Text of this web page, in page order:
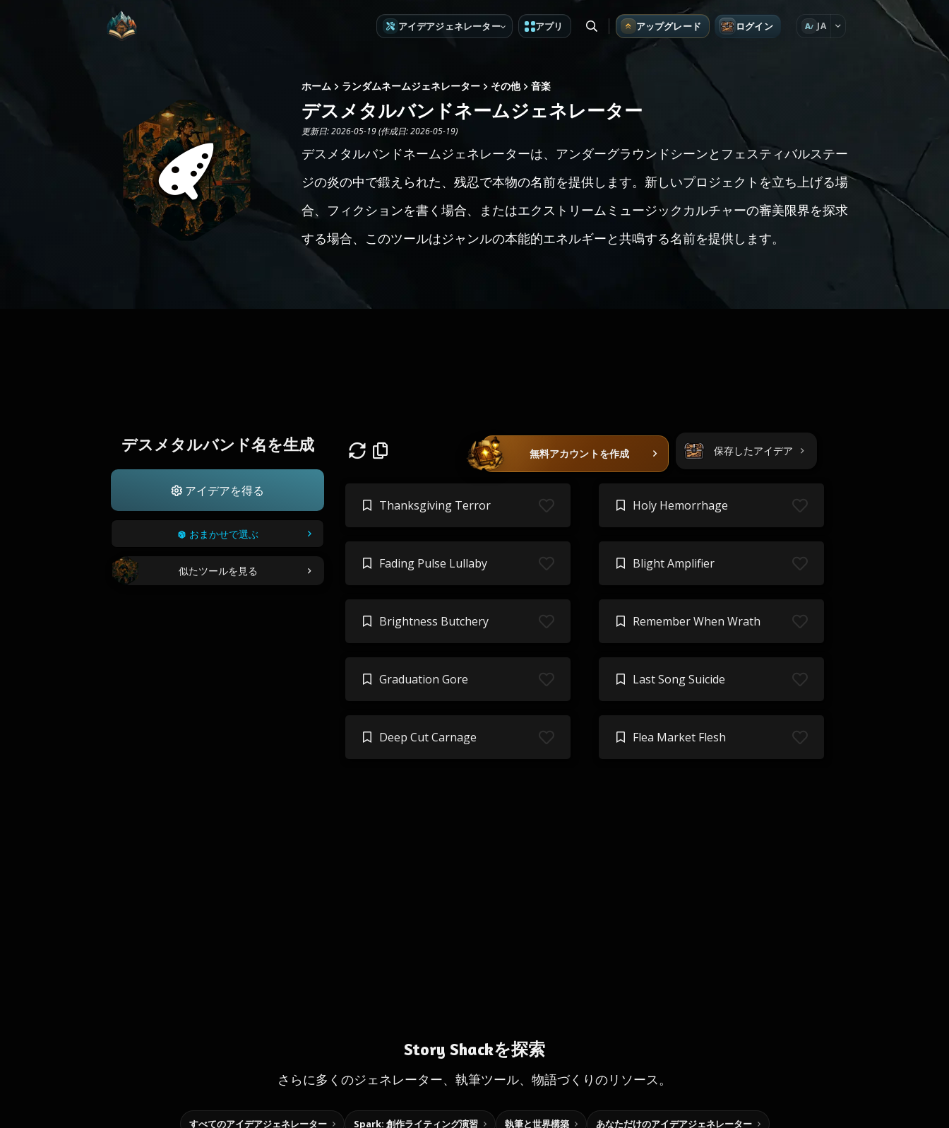
アイデアジェネレーター アプリ アップグレード ログイン A JA
ホーム ランダムネームジェネレーター その他 音楽
デスメタルバンドネームジェネレーター
更新日: 2026-05-19 (作成日: 2026-05-19)
デスメタルバンドネームジェネレーターは、アンダーグラウンドシーンとフェスティバルステー
ジの炎の中で鍛えられた、残忍で本物の名前を提供します。新しいプロジェクトを立ち上げる場
合、フィクションを書く場合、またはエクストリームミュージックカルチャーの審美限界を探求
する場合、このツールはジャンルの本能的エネルギーと共鳴する名前を提供します。
デスメタルバンド名を生成
アイデアを得る
おまかせで選ぶ
似たツールを見る
無料アカウントを作成 保存したアイデア
Thanksgiving Terror Holy Hemorrhage
Fading Pulse Lullaby Blight Amplifier
Brightness Butchery Remember When Wrath
Graduation Gore Last Song Suicide
Deep Cut Carnage Flea Market Flesh
Story Shackを探索
さらに多くのジェネレーター、執筆ツール、物語づくりのリソース。
すべてのアイデアジェネレーター Spark: 創作ライティング演習 執筆と世界構築 あなただけのアイデアジェネレーター